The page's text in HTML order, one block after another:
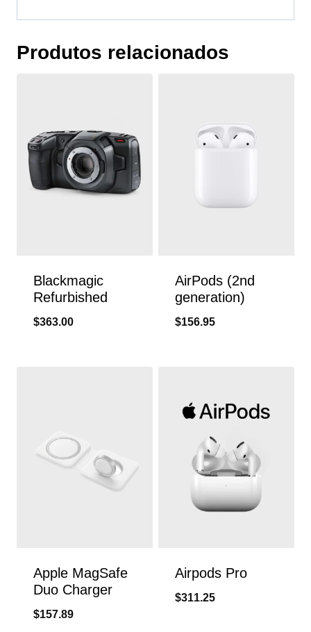
Produtos relacionados
Blackmagic
Refurbished
$363.00
AirPods (2nd
generation)
$156.95
Apple MagSafe
Duo Charger
$157.89
Airpods Pro
$311.25